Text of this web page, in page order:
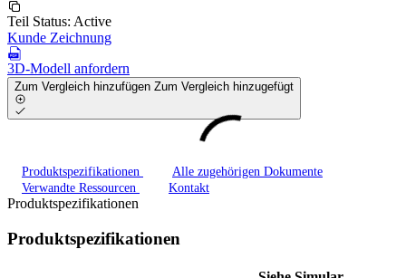
Teil Status: Active
Kunde Zeichnung
3D-Modell anfordern
Zum Vergleich hinzufügen Zum Vergleich hinzugefügt
Produktspezifikationen
Alle zugehörigen Dokumente
Verwandte Ressourcen
Kontakt
Produktspezifikationen
Produktspezifikationen